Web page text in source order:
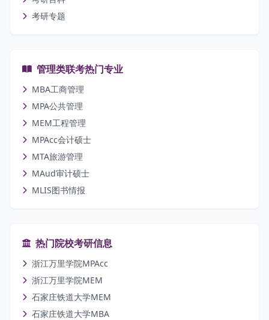
考研专题
管理类联考热门专业
MBA工商管理
MPA公共管理
MEM工程管理
MPAcc会计硕士
MTA旅游管理
MAud审计硕士
MLIS图书情报
热门院校考研信息
浙江万里学院MPAcc
浙江万里学院MEM
石家庄铁道大学MEM
石家庄铁道大学MBA